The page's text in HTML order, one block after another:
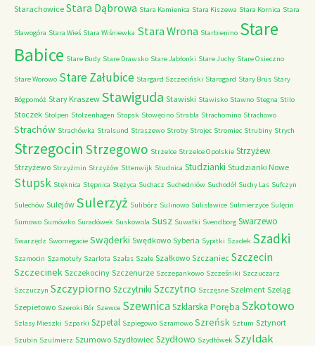
Starachowice Stara Dąbrowa Stara Kamienica Stara Kiszewa Stara Kornica Stara
Sławogóra Stara Wieś Stara Wiśniewka Stara Wrona Starbienino Stare
Babice Stare Budy Stare Drawsko Stare Jabłonki Stare Juchy Stare Osieczno
Stare Worowo Stare Załubice Stargard Szczeciński Starogard Stary Brus Stary
Bógpomóż Stary Kraszew Stawiguda Stawiski Stawisko Stawno Stegna Stilo
Stoczek Stolpen Stolzenhagen Stopsk Stowęcino Strabla Strachomino Strachowo
Strachów Strachówka Stralsund Straszewo Stroby Strojec Stromiec Strubiny Strych
Strzegocin Strzegowo Strzelce Strzelce Opolskie Strzyżew
Strzyżewo Strzyżmin Strzyżów Sttenwijk Studnica Studzianki Studzianki Nowe
Stupsk Stęknica Stępnica Stężyca Suchacz Suchedniów Suchodół Suchy Las Sufczyn
Sulechów Sulejów Sulerzyż Sulibórz Sulinowo Sulisławice Sulmierzyce Sulęcin
Sumowo Sumówko Suradówek Suskowola Susz Suwałki Svendborg Swarzewo
Swarzędz Swornegacie Swąderki Swędkowo Syberia Sypitki Szadek Szadki
Szamocin Szamotuły Szarlota Szałas Szałe Szałkowo Szczaniec Szczecin
Szczecinek Szczekociny Szczenurze Szczepankowo Szcześniki Szczuczarz
Szczuczyn Szczypiorno Szczytniki Szczytno Szczęsne Szelment Szeląg
Szepietowo Szeroki Bór Szewce SzewnicaSzklarska Poręba Szkotowo
Szlasy Mieszki Szparki Szpetal Szpiegowo Szramowo Szreńsk Sztum Sztynort
Szubin Szulmierz Szumowo Szydłowiec Szydłowo Szydłówek Szyldak